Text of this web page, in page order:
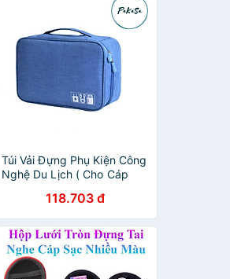
Túi Vải Đựng Phụ Kiện Công
Nghệ Du Lịch ( Cho Cáp
Phòng, Điện Thoại, Tai
Nghe, Thẻ Nhớ ...) Chống
Nước - Hàng Chính Hãng
118.703 đ